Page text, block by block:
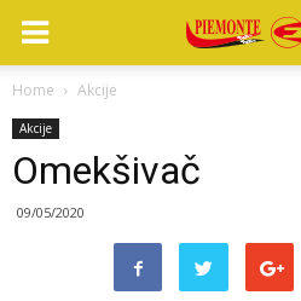
Home Akcije
Akcije
Omekšivač
09/05/2020